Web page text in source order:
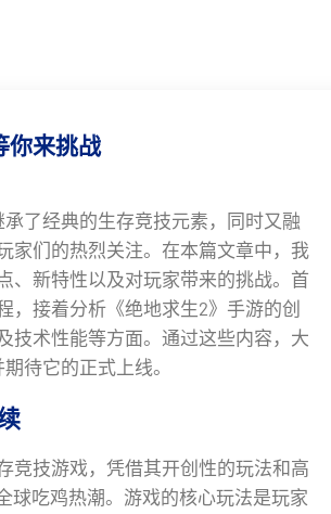
你来挑战
了经典的生存竞技元素，同时又融
家们的热烈关注。在本篇文章中，我
、新特性以及对玩家带来的挑战。首
，接着分析《绝地求生2》手游的创
技术性能等方面。通过这些内容，大
待它的正式上线。
竞技游戏，凭借其开创性的玩法和高
球吃鸡热潮。游戏的核心玩法是玩家